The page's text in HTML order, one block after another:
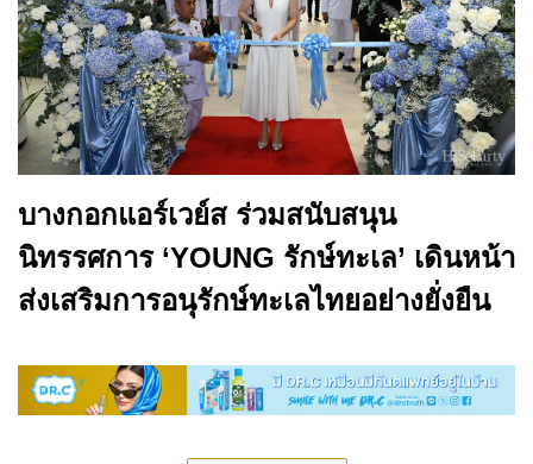
บางกอกแอร์เวย์ส ร่วมสนับสนุน
นิทรรศการ ‘YOUNG รักษ์ทะเล’ เดินหน้า
ส่งเสริมการอนุรักษ์ทะเลไทยอย่างยั่งยืน